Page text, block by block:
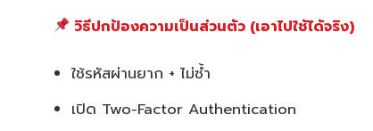
วิธีปกป้องความเป็นส่วนตัว (เอาไปใช้ได้จริง)
ใช้รหัสผ่านยาก + ไม่ซ้ำ
เปิด Two-Factor Authentication